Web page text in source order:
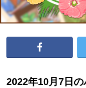
2022年10月7日